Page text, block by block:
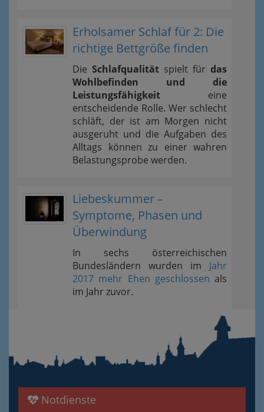
Erholsamer Schlaf für 2: Die
richtige Bettgröße finden
Die Schlafqualität spielt für das
Wohlbefinden und die
Leistungsfähigkeit eine
entscheidende Rolle. Wer schlecht
schläft, der ist am Morgen nicht
ausgeruht und die Aufgaben des
Alltags können zu einer wahren
Belastungsprobe werden.
Liebeskummer –
Symptome, Phasen und
Überwindung
In sechs österreichischen
Bundesländern wurden im Jahr
2017 mehr Ehen geschlossen als
im Jahr zuvor.
Notdienste